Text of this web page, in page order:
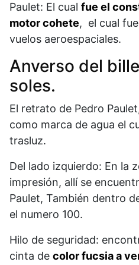
Paulet: El cual fue el
motor cohete, el cual
vuelos aeroespaciales.
Anverso del
soles.
El retrato de Pedro
como marca de agua el
trasluz.
Del lado izquierdo: En la
impresión, allí se
Paulet, También dentro
el numero 100.
Hilo de seguridad:
cinta de color fucsia a